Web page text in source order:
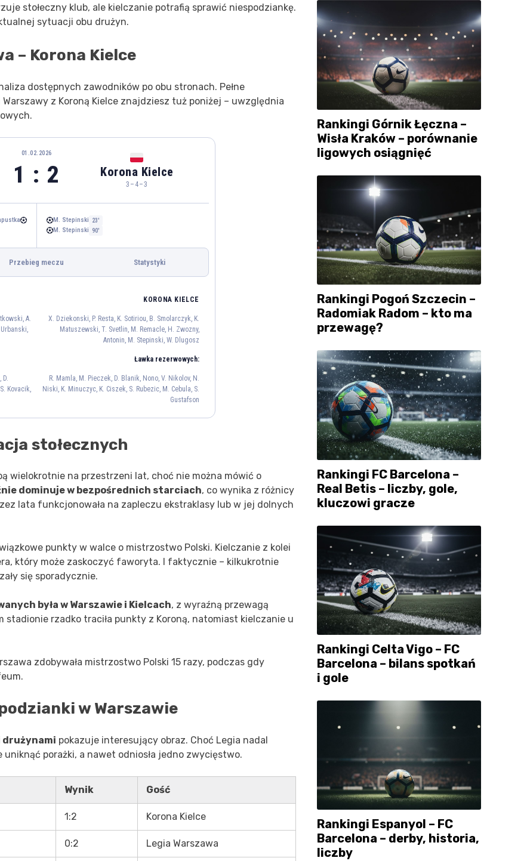
stołeczny klub, ale kielczanie potrafią sprawić niespodziankę.
sytuacji obu drużyn.
– Korona Kielce
dostępnych zawodników po obu stronach. Pełne
z Koroną Kielce znajdziesz tuż poniżej – uwzględnia
01.02.2026
1 : 2 Korona Kielce
3–4–3
M. Stepinski 23'
M. Stepinski 90'
Przebieg meczu Statystyki
K. Piatkowski
B. Kapustka
67
P. Stojanovic
30
X. Dziekonski
44 24
M. Remacle H. Zwozny
14 71
KORONA KIELCE
A.
Urbanski,
X. Dziekonski, P. Resta, K. Sotiriou, B. Smolarczyk, K.
Matuszewski, T. Svetlin, M. Remacle, H. Zwozny,
Antonin, M. Stepinski, W. Dlugosz
Ławka rezerwowych:
D.
Kovacik,
R. Mamla, M. Pieczek, D. Blanik, Nono, V. Nikolov, N.
Niski, K. Minuczyc, K. Ciszek, S. Rubezic, M. Cebula, S.
Gustafson
stołecznych
wielokrotnie na przestrzeni lat, choć nie można mówić o
dominuje w bezpośrednich starciach, co wynika z różnicy
lata funkcjonowała na zapleczu ekstraklasy lub w jej dolnych
punkty w walce o mistrzostwo Polski. Kielczanie z kolei
który może zaskoczyć faworyta. I faktycznie – kilkukrotnie
się sporadycznie.
była w Warszawie i Kielcach, z wyraźną przewagą
stadionie rzadko traciła punkty z Koroną, natomiast kielczanie u
zdobywała mistrzostwo Polski 15 razy, podczas gdy
w Warszawie
drużynami pokazuje interesujący obraz. Choć Legia nadal
porażki, a nawet odniosła jedno zwycięstwo.
Wynik Gość
1:2 Korona Kielce
0:2 Legia Warszawa
Rankingi Górnik Łęczna –
Wisła Kraków – porównanie
ligowych osiągnięć
Rankingi Pogoń Szczecin –
Radomiak Radom – kto ma
przewagę?
Rankingi FC Barcelona –
Real Betis – liczby, gole,
kluczowi gracze
Rankingi Celta Vigo – FC
Barcelona – bilans spotkań
i gole
Rankingi Espanyol – FC
Barcelona – derby, historia,
liczby